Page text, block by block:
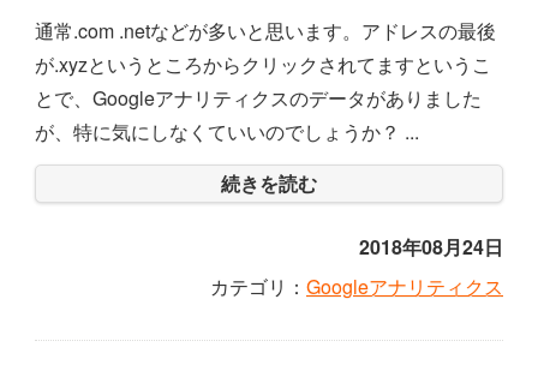
通常.com .netなどが多いと思います。アドレスの最後
が.xyzというところからクリックされてますというこ
とで、Googleアナリティクスのデータがありました
が、特に気にしなくていいのでしょうか？ ...
続きを読む
2018年08月24日
カテゴリ： Googleアナリティクス